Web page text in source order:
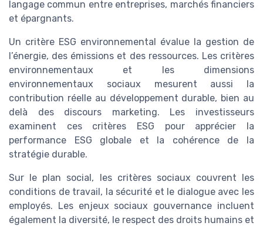
langage commun entre entreprises, marchés financiers
et épargnants.
Un critère ESG environnemental évalue la gestion de
l’énergie, des émissions et des ressources. Les critères
environnementaux et les dimensions
environnementaux sociaux mesurent aussi la
contribution réelle au développement durable, bien au
delà des discours marketing. Les investisseurs
examinent ces critères ESG pour apprécier la
performance ESG globale et la cohérence de la
stratégie durable.
Sur le plan social, les critères sociaux couvrent les
conditions de travail, la sécurité et le dialogue avec les
employés. Les enjeux sociaux gouvernance incluent
également la diversité, le respect des droits humains et